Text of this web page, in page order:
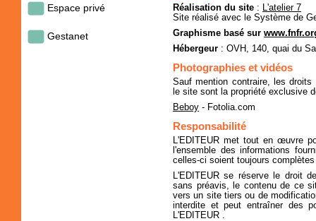
Espace privé
Gestanet
Réalisation du site : L'atelier 7
Site réalisé avec le Système de
Graphisme basé sur
Hébergeur : OVH, 140, quai du
Photographies et vidéos
Sauf mention contraire, les
le site sont la propriété exclusive
Beboy - Fotolia.com
Responsabilité
L'EDITEUR met tout en œuvre
l'ensemble des informations
celles-ci soient toujours
L'EDITEUR se réserve le droit
sans préavis, le contenu de ce
vers un site tiers ou de
interdite et peut entraîner des
L'EDITEUR .